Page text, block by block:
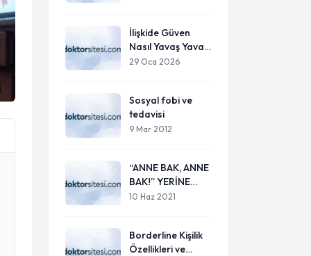
İlişkide Güven
Nasıl Yavaş Yavaş
Kaybolur?
29 Oca 2026
Sosyal fobi ve
tedavisi
9 Mar 2012
“ANNE BAK, ANNE
BAK!” YERİNE
SOSYAL MEDYA
10 Haz 2021
Borderline Kişilik
Özellikleri ve